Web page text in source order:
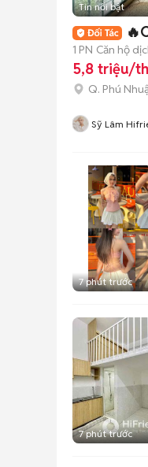
Tin nổi bật
1 PN Căn hộ
5,8 triệu/
Q. Phú
Sỹ Lâm
7 phút trước
7 phút trước